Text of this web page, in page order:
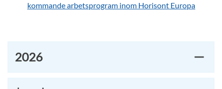
kommande arbetsprogram inom Horisont Europa
2026